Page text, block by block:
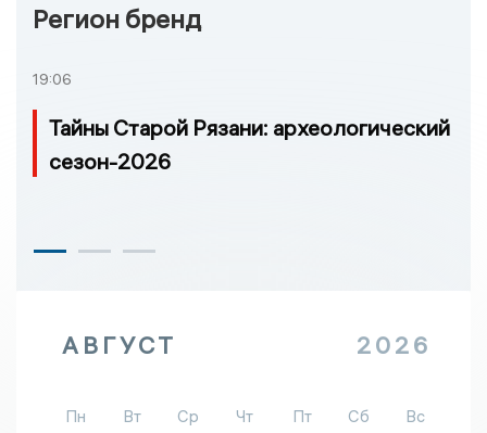
Регион бренд
19:06
Тайны Старой Рязани: археологический
сезон-2026
АВГУСТ 2026
Пн Вт Ср Чт Пт Сб
Вс